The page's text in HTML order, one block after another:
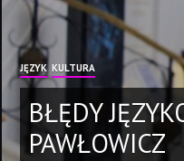
JĘZYK KULTURA
BŁĘDY
PAWŁOWICZ